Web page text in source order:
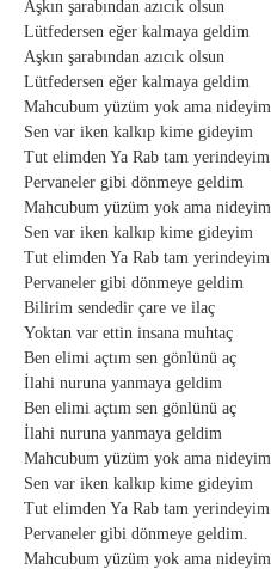
Aşkın şarabından azıcık olsun
Lütfedersen eğer kalmaya geldim
Aşkın şarabından azıcık olsun
Lütfedersen eğer kalmaya geldim
Mahcubum yüzüm yok ama nideyim
Sen var iken kalkıp kime gideyim
Tut elimden Ya Rab tam yerindeyim
Pervaneler gibi dönmeye geldim
Mahcubum yüzüm yok ama nideyim
Sen var iken kalkıp kime gideyim
Tut elimden Ya Rab tam yerindeyim
Pervaneler gibi dönmeye geldim
Bilirim sendedir çare ve ilaç
Yoktan var ettin insana muhtaç
Ben elimi açtım sen gönlünü aç
İlahi nuruna yanmaya geldim
Ben elimi açtım sen gönlünü aç
İlahi nuruna yanmaya geldim
Mahcubum yüzüm yok ama nideyim
Sen var iken kalkıp kime gideyim
Tut elimden Ya Rab tam yerindeyim
Pervaneler gibi dönmeye geldim.
Mahcubum yüzüm yok ama nideyim